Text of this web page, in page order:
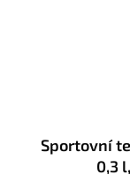
Sportovní
0,3